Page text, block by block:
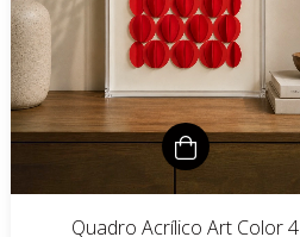
Quadro Acrílico Art Color 4